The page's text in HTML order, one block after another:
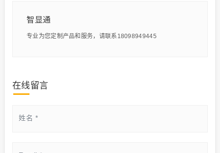
智显通
专业为您定制产品和服务，请联系18098949445
在线留言